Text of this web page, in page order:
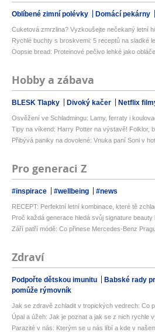
Oblíbené zimní polévky Domácí pekárny
Cuketová zmrzlina? Vyzkoušejte nečekaný letní
Rychlé buchty s broskvemi: 5 receptů na sladké
Oopsie bread: Proteinové pečivo lehké jako
Hobby a zábava
BLESK Tlapky Divoký kačer Netflix
Osvěžení ve Schladmingu: Lamy, ferraty i
Tipy na víkend: Harry Potter na výstavě! Folklor,
Přibývá paniky na dovolené: Vnuka paní Soni v
Pro generaci Z
#inspirace #wellbeing #news
RECEPT: Perfektní letní kombinace, které tě
Proč každá generace hledá svůj signature beauty
Září patří módě: Co přinese Mercedes-Benz
Zdraví
Podpořte dětskou imunitu Babské rady
pomůže rýmovník
Jak se zdravě zchladit v tropických vedrech: Co
Úpal a úžeh: Jak je poznat a jak se z nich rychle
Parazité v nás: Kterým se u nás líbí a kde v